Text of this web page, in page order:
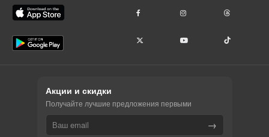
Акции и скидки
Получайте лучшие предложения первыми
→